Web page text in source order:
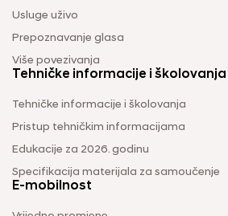
Usluge uživo
Prepoznavanje glasa
Više povezivanja
Tehničke informacije i školovanja
Tehničke informacije i školovanja
Pristup tehničkim informacijama
Edukacije za 2026. godinu
Specifikacija materijala za samoučenje
E-mobilnost